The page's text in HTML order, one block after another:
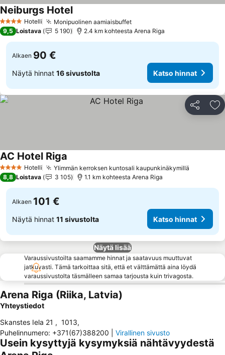
4 Tähtiluokitus
Hotelli Monipuolinen aamiaisbuffet
Neiburgs Hotel
9,5 Loistava 5 190 2.4 km kohteesta Arena Riga
Alkaen 90 €
Näytä hinnat 16 sivustolta Katso hinnat
Jaa
4 Tähtiluokitus
Hotelli Ylimmän kerroksen kuntosali kaupunkinäkymillä
AC Hotel Riga
8,8 Loistava 3 105 1.1 km kohteesta Arena Riga
Alkaen 101 €
Näytä hinnat 11 sivustolta Katso hinnat
Näytä lisää
Varaussivustoilta saamamme hinnat ja saatavuus muuttuvat
jatkuvasti. Tämä tarkoittaa sitä, että et välttämättä aina löydä
varaussivustolta täsmälleen samaa tarjousta kuin trivagosta.
Arena Riga (Riika, Latvia)
Yhteystiedot
Skanstes Iela 21 , 1013,
Puhelinnumero: +371(67)388200 Virallinen sivusto
Usein kysyttyjä kysymyksiä nähtävyydestä